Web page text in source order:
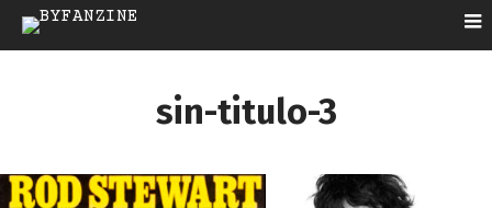
sin-titulo-3